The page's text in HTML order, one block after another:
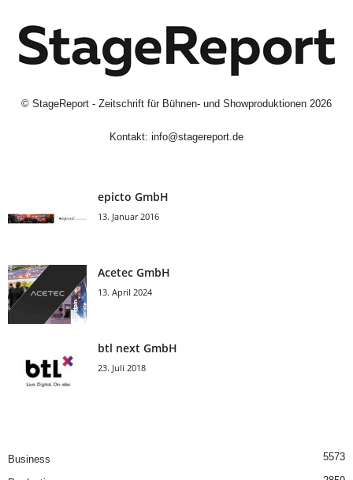
© StageReport - Zeitschrift für Bühnen- und Showproduktionen 2026
Kontakt: info@stagereport.de
epicto GmbH
13. Januar 2016
Acetec GmbH
13. April 2024
btl next GmbH
23. Juli 2018
Business 5573